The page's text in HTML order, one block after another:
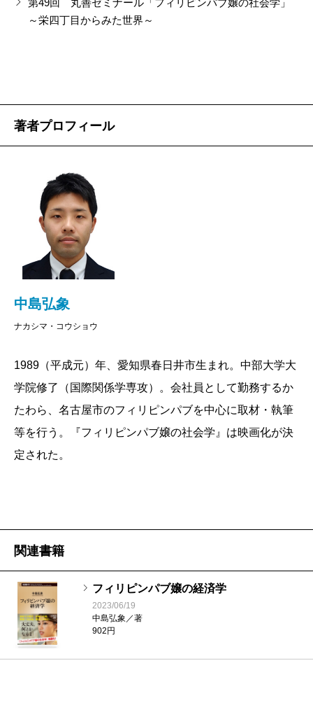
自称「親戚」が100人を超えて押し寄せるのですから。
パブ嬢本人は日本でヤクザに監視されながら、タコ部
それはなぜか。
2017/02/24
第49回 丸善ゼミナール「フィリピンパブ嬢の社会学」
～栄四丁目からみた世界～
著者プロフィール
中島弘象
ナカシマ・コウショウ
1989（平成元）年、愛知県春日井市生まれ。中部大学大
学院修了（国際関係学専攻）。会社員として勤務するか
たわら、名古屋市のフィリピンパブを中心に取材・執筆
等を行う。『フィリピンパブ嬢の社会学』は映画化が決
定された。
関連書籍
フィリピンパブ嬢の経済学
2023/06/19
中島弘象／著
902円